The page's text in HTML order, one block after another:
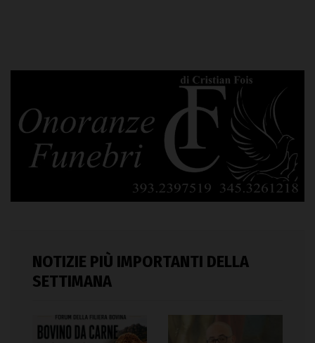
NOTIZIE PIÙ IMPORTANTI DELLA
SETTIMANA